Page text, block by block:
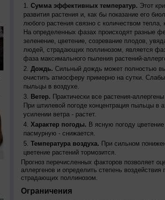
Сумма эффективных температур. Этот
развития растения и, как бы показание его
любого растения связно с количеством тепла,
На определенных фазах происходят разные
зеленение, цветение, созревание плодов,
людей, страдающих поллинозом, является
фаза максимального пыления растений-
Дождь. Сильный дождь может полностью
очистить атмосферу примерно на сутки.
пыльцы в воздухе.
Ветер. Практически все растения-
При штилевой погоде концентрация пыльцы в
усилении ветра - растет.
Характер погоды. В ясную погоду
пасмурную - снижается.
Температура воздуха. При сильном
цветение растений тормозится.
Прогноз перечисленных факторов позволяет
аллергенов и определить степень
страдающих поллинозом.
Ограничения